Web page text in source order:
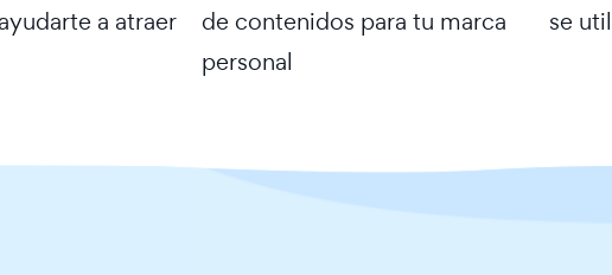
a atraer
de contenidos para tu marca
personal
se